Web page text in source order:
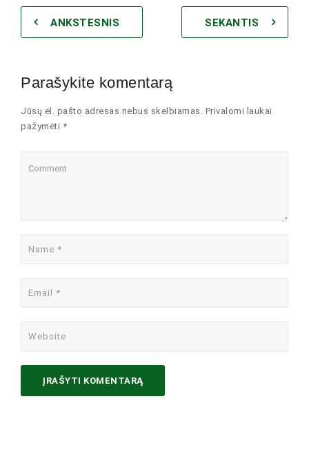
ANKSTESNIS SEKANTIS
Parašykite komentarą
Jūsų el. pašto adresas nebus skelbiamas. Privalomi laukai
pažymėti *